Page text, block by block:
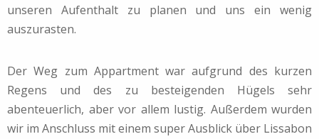
unseren Aufenthalt zu planen und uns ein wenig
auszurasten.
Der Weg zum Appartment war aufgrund des kurzen
Regens und des zu besteigenden Hügels sehr
abenteuerlich, aber vor allem lustig. Außerdem wurden
wir im Anschluss mit einem super Ausblick über Lissabon